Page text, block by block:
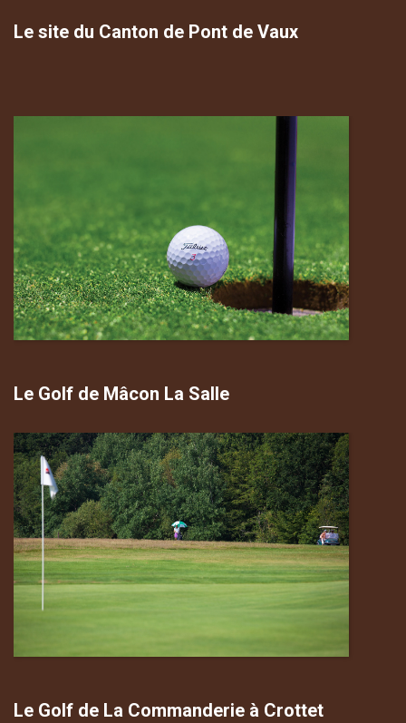
Le site du Canton de Pont de Vaux
Le Golf de Mâcon La Salle
Le Golf de La Commanderie à Crottet